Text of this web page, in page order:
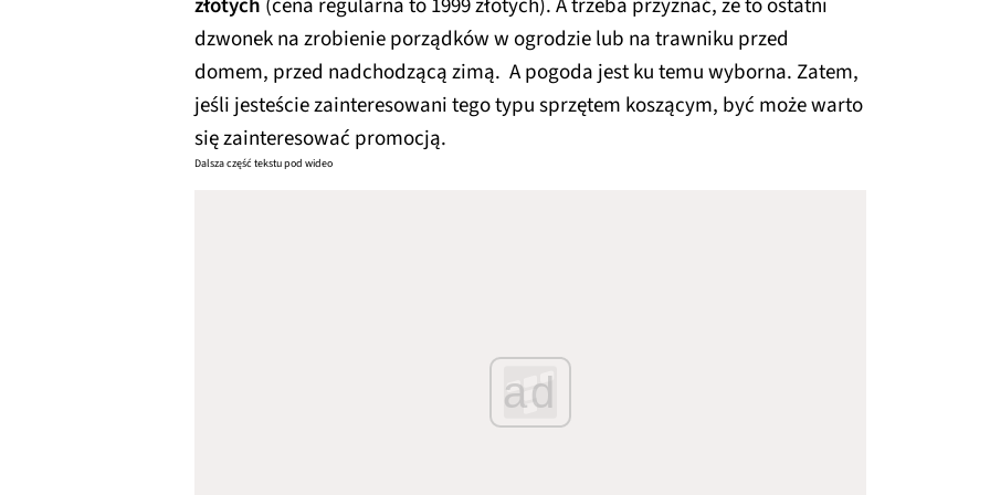
złotych (cena regularna to 1999 złotych). A trzeba przyznać, że to ostatni
dzwonek na zrobienie porządków w ogrodzie lub na trawniku przed
domem, przed nadchodzącą zimą. A pogoda jest ku temu wyborna. Zatem,
jeśli jesteście zainteresowani tego typu sprzętem koszącym, być może warto
się zainteresować promocją.
Dalsza część tekstu pod wideo
ad